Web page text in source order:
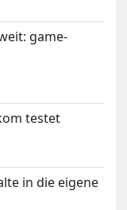
game-
testet
in die eigene